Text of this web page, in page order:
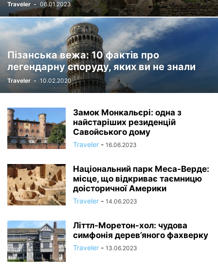
Traveler - 06.01.2023
Пізанська вежа: 10 фактів про
легендарну споруду, яких ви не знали
Traveler - 10.02.2020
Замок Монкальєрі: одна з
найстаріших резиденцій
Савойського дому
Traveler - 16.06.2023
Національний парк Меса-Верде:
місце, що відкриває таємницю
доісторичної Америки
Traveler - 14.06.2023
Літтл-Моретон-хол: чудова
симфонія дерев’яного фахверку
Traveler - 13.06.2023